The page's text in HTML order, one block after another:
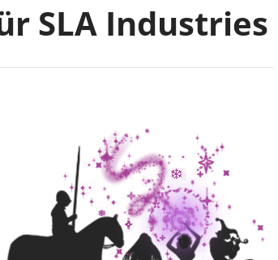
SLA Industries